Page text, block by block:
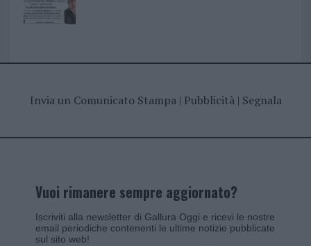
Invia un Comunicato Stampa| Pubblicità| Segnala
Vuoi rimanere sempre aggiornato?
Iscriviti alla newsletter di Gallura Oggi e ricevi le nostre
email periodiche contenenti le ultime notizie pubblicate
sul sito web!